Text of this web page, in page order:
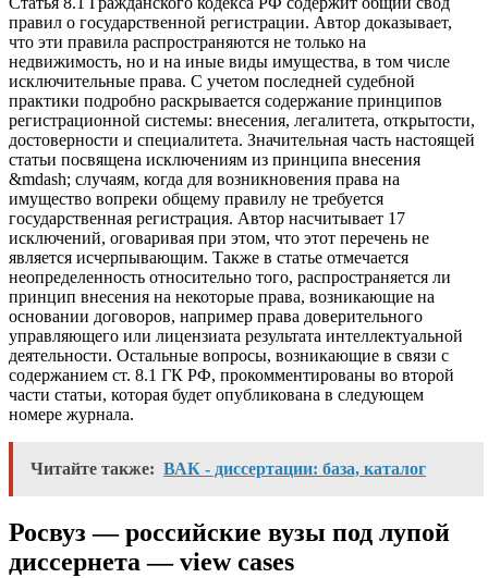
правил о государственной регистрации. Автор доказывает,
что эти правила распространяются не только на
недвижимость, но и на иные виды имущества, в том числе
исключительные права. С учетом последней судебной
практики подробно раскрывается содержание принципов
регистрационной системы: внесения, легалитета, открытости,
достоверности и специалитета. Значительная часть настоящей
статьи посвящена исключениям из принципа внесения
&mdash; случаям, когда для возникновения права на
имущество вопреки общему правилу не требуется
государственная регистрация. Автор насчитывает 17
исключений, оговаривая при этом, что этот перечень не
является исчерпывающим. Также в статье отмечается
неопределенность относительно того, распространяется ли
принцип внесения на некоторые права, возникающие на
основании договоров, например права доверительного
управляющего или лицензиата результата интеллектуальной
деятельности. Остальные вопросы, возникающие в связи с
содержанием ст. 8.1 ГК РФ, прокомментированы во второй
части статьи, которая будет опубликована в следующем
номере журнала.
Читайте также: ВАК - диссертации: база, каталог
Росвуз — российские вузы под лупой
диссернета — view cases